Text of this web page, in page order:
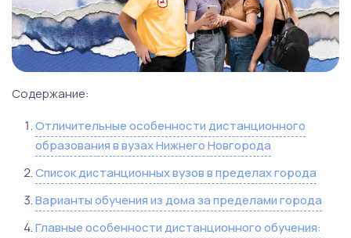
Содержание:
Отличительные особенности дистанционного
образования в вузах Нижнего Новгорода
Список дистанционных вузов в пределах города
Варианты обучения из дома за пределами города
Главные особенности дистанционного обучения: